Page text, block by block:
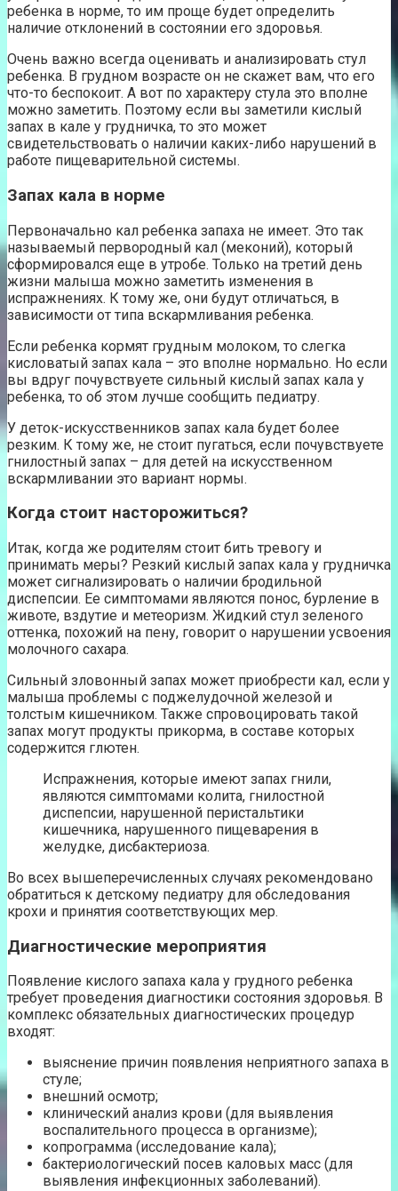
ребенка в норме, то им проще будет определить
наличие отклонений в состоянии его здоровья.
Очень важно всегда оценивать и анализировать стул
ребенка. В грудном возрасте он не скажет вам, что его
что-то беспокоит. А вот по характеру стула это вполне
можно заметить. Поэтому если вы заметили кислый
запах в кале у грудничка, то это может
свидетельствовать о наличии каких-либо нарушений в
работе пищеварительной системы.
Запах кала в норме
Первоначально кал ребенка запаха не имеет. Это так
называемый первородный кал (меконий), который
сформировался еще в утробе. Только на третий день
жизни малыша можно заметить изменения в
испражнениях. К тому же, они будут отличаться, в
зависимости от типа вскармливания ребенка.
Если ребенка кормят грудным молоком, то слегка
кисловатый запах кала – это вполне нормально. Но если
вы вдруг почувствуете сильный кислый запах кала у
ребенка, то об этом лучше сообщить педиатру.
У деток-искусственников запах кала будет более
резким. К тому же, не стоит пугаться, если почувствуете
гнилостный запах – для детей на искусственном
вскармливании это вариант нормы.
Когда стоит насторожиться?
Итак, когда же родителям стоит бить тревогу и
принимать меры? Резкий кислый запах кала у грудничка
может сигнализировать о наличии бродильной
диспепсии. Ее симптомами являются понос, бурление в
животе, вздутие и метеоризм. Жидкий стул зеленого
оттенка, похожий на пену, говорит о нарушении усвоения
молочного сахара.
Сильный зловонный запах может приобрести кал, если у
малыша проблемы с поджелудочной железой и
толстым кишечником. Также спровоцировать такой
запах могут продукты прикорма, в составе которых
содержится глютен.
Испражнения, которые имеют запах гнили,
являются симптомами колита, гнилостной
диспепсии, нарушенной перистальтики
кишечника, нарушенного пищеварения в
желудке, дисбактериоза.
Во всех вышеперечисленных случаях рекомендовано
обратиться к детскому педиатру для обследования
крохи и принятия соответствующих мер.
Диагностические мероприятия
Появление кислого запаха кала у грудного ребенка
требует проведения диагностики состояния здоровья. В
комплекс обязательных диагностических процедур
входят:
выяснение причин появления неприятного запаха в
стуле;
внешний осмотр;
клинический анализ крови (для выявления
воспалительного процесса в организме);
копрограмма (исследование кала);
бактериологический посев каловых масс (для
выявления инфекционных заболеваний).